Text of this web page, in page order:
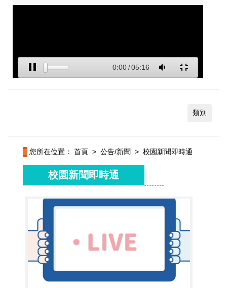
類別
您所在位置： 首頁 > 公告/新聞 > 校園新聞即時通
校園新聞即時通